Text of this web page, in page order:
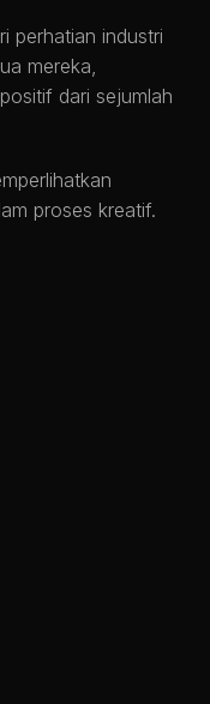
perhatian industri
mereka,
dari sejumlah
proses kreatif.